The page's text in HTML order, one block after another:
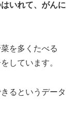
いれて、がんに
を多くたべる
しています。
るというデータ